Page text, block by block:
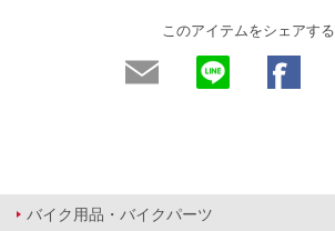
このアイテムをシェアする
バイク用品・バイクパーツ